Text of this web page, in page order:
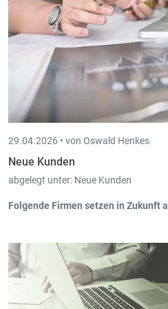
ebenfalls über die
Neue Lohnart „Abgelehnte
die in der täglichen
kann.
29.04.2026 • von Oswald Henkes
Neue Kunden
abgelegt unter: Neue Kunden
Folgende Firmen setzen in Zukunft
JW-Consult & Management,
ab 04/2026
STLU Consult, Schwebsingen
in) ab 03/2026
Oh June, St.Vith (Pay-in, Cash-